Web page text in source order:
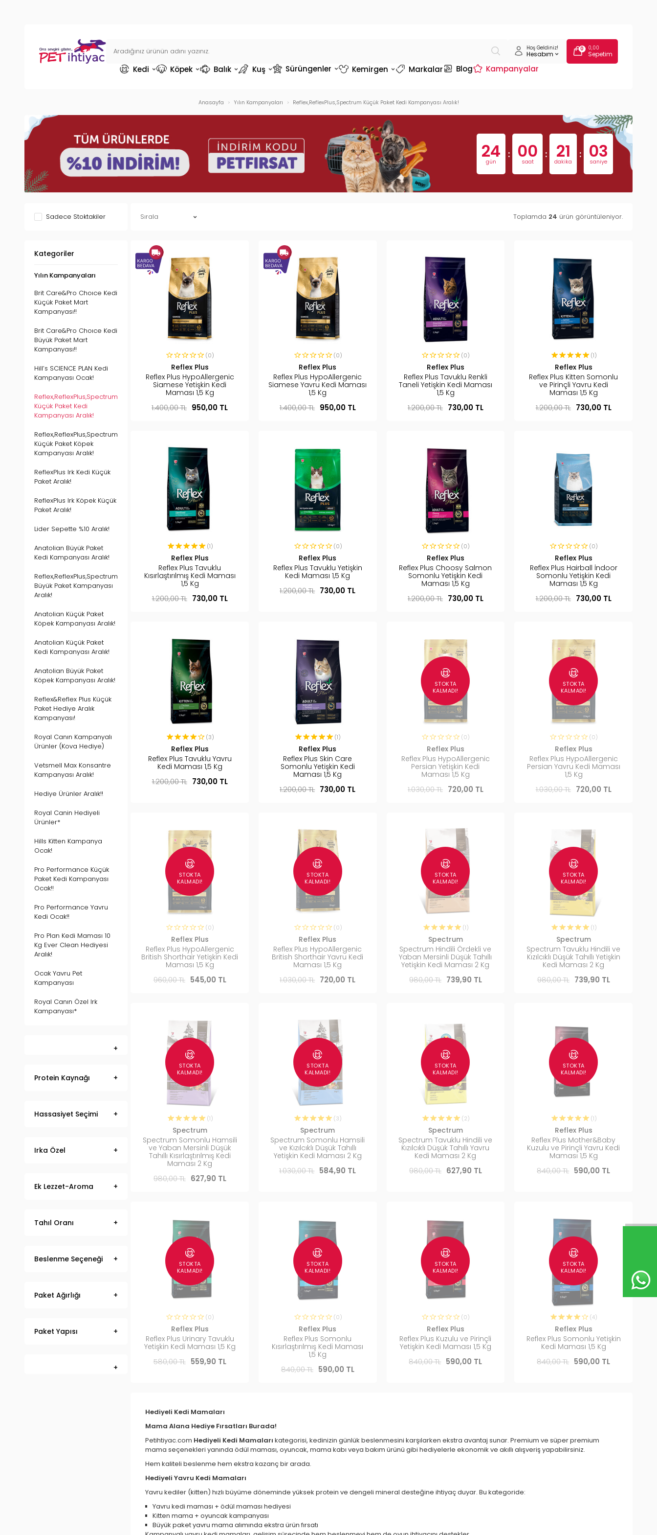
Hoş Geldiniz!
Hesabım
0 0,00
Sepetim
Kedi Köpek Balık Kuş Sürüngenler Kemirgen Markalar Blog Kampanyalar
Anasayfa Yılın Kampanyaları Reflex,ReflexPlus,Spectrum Küçük Paket Kedi Kampanyası Aralık!
24
gün
: 00
saat
: 21
dakika
: 02
saniye
Sadece Stoktakiler
Kategoriler
Yılın Kampanyaları
Brit Care&Pro Choıce Kedi
Küçük Paket Mart
Kampanyası!!
Brit Care&Pro Choıce Kedi
Büyük Paket Mart
Kampanyası!!
Hill’s SCIENCE PLAN Kedi
Kampanyası Ocak!
Reflex,ReflexPlus,Spectrum
Küçük Paket Kedi
Kampanyası Aralık!
Reflex,ReflexPlus,Spectrum
Küçük Paket Köpek
Kampanyası Aralık!
ReflexPlus Irk Kedi Küçük
Paket Aralık!
ReflexPlus Irk Köpek Küçük
Paket Aralık!
Lider Sepette %10 Aralık!
Anatolian Büyük Paket
Kedi Kampanyası Aralık!
Reflex,ReflexPlus,Spectrum
Büyük Paket Kampanyası
Aralık!
Anatolian Küçük Paket
Köpek Kampanyası Aralık!
Anatolian Küçük Paket
Kedi Kampanyası Aralık!
Anatolian Büyük Paket
Köpek Kampanyası Aralık!
Reflex&Reflex Plus Küçük
Paket Hediye Aralık
Kampanyası!
Royal Canın Kampanyalı
Ürünler (Kova Hediye)
Vetsmell Max Konsantre
Kampanyası Aralık!
Hediye Ürünler Aralık!!
Royal Canin Hediyeli
Ürünler*
Hills Kitten Kampanya
Ocak!
Pro Performance Küçük
Paket Kedi Kampanyası
Ocak!!
Pro Performance Yavru
Kedi Ocak!!
Pro Plan Kedi Maması 10
Kg Ever Clean Hediyesi
Aralık!
Ocak Yavru Pet
Kampanyası
Royal Canın Özel Irk
Kampanyası*
Protein Kaynağı
Hassasiyet Seçimi
Irka Özel
Ek Lezzet-Aroma
Tahıl Oranı
Beslenme Seçeneği
Paket Ağırlığı
Paket Yapısı
Toplamda 24 ürün görüntüleniyor.
(0)
Reflex Plus
Reflex Plus HypoAllergenic
Siamese Yetişkin Kedi
Maması 1,5 Kg
1.400,00 TL 950,00 TL
(0)
Reflex Plus
Reflex Plus HypoAllergenic
Siamese Yavru Kedi Maması
1,5 Kg
1.400,00 TL 950,00 TL
(0)
Reflex Plus
Reflex Plus Tavuklu Renkli
Taneli Yetişkin Kedi Maması
1,5 Kg
1.200,00 TL 730,00 TL
(1)
Reflex Plus
Reflex Plus Kitten Somonlu
ve Pirinçli Yavru Kedi
Maması 1,5 Kg
1.200,00 TL 730,00 TL
(1)
Reflex Plus
Reflex Plus Tavuklu
Kısırlaştırılmış Kedi Maması
1,5 Kg
1.200,00 TL 730,00 TL
(0)
Reflex Plus
Reflex Plus Tavuklu Yetişkin
Kedi Maması 1,5 Kg
1.200,00 TL 730,00 TL
(0)
Reflex Plus
Reflex Plus Choosy Salmon
Somonlu Yetişkin Kedi
Maması 1,5 Kg
1.200,00 TL 730,00 TL
(0)
Reflex Plus
Reflex Plus Hairball İndoor
Somonlu Yetişkin Kedi
Maması 1,5 Kg
1.200,00 TL 730,00 TL
(3)
Reflex Plus
Reflex Plus Tavuklu Yavru
Kedi Maması 1,5 Kg
1.200,00 TL 730,00 TL
(1)
Reflex Plus
Reflex Plus Skin Care
Somonlu Yetişkin Kedi
Maması 1,5 Kg
1.200,00 TL 730,00 TL
STOKTA
KALMADI!
(0)
Reflex Plus
Reflex Plus HypoAllergenic
Persian Yetişkin Kedi
Maması 1,5 Kg
1.030,00 TL 720,00 TL
STOKTA
KALMADI!
(0)
Reflex Plus
Reflex Plus HypoAllergenic
Persian Yavru Kedi Maması
1,5 Kg
1.030,00 TL 720,00 TL
STOKTA
KALMADI!
(0)
Reflex Plus
Reflex Plus HypoAllergenic
British Shorthair Yetişkin Kedi
Maması 1,5 Kg
960,00 TL 545,00 TL
STOKTA
KALMADI!
(0)
Reflex Plus
Reflex Plus HypoAllergenic
British Shorthair Yavru Kedi
Maması 1,5 Kg
1.030,00 TL 720,00 TL
STOKTA
KALMADI!
(1)
Spectrum
Spectrum Hindili Ördekli ve
Yaban Mersinli Düşük Tahıllı
Yetişkin Kedi Maması 2 Kg
980,00 TL 739,90 TL
STOKTA
KALMADI!
(1)
Spectrum
Spectrum Tavuklu Hindili ve
Kızılcıklı Düşük Tahıllı Yetişkin
Kedi Maması 2 Kg
980,00 TL 739,90 TL
STOKTA
KALMADI!
(1)
Spectrum
Spectrum Somonlu Hamsili
ve Yaban Mersinli Düşük
Tahıllı Kısırlaştırılmış Kedi
Maması 2 Kg
980,00 TL 627,90 TL
STOKTA
KALMADI!
(3)
Spectrum
Spectrum Somonlu Hamsili
ve Kızılcıklı Düşük Tahıllı
Yetişkin Kedi Maması 2 Kg
1.030,00 TL 584,90 TL
STOKTA
KALMADI!
(2)
Spectrum
Spectrum Tavuklu Hindili ve
Kızılcıklı Düşük Tahıllı Yavru
Kedi Maması 2 Kg
980,00 TL 627,90 TL
STOKTA
KALMADI!
(1)
Reflex Plus
Reflex Plus Mother&Baby
Kuzulu ve Pirinçli Yavru Kedi
Maması 1,5 Kg
840,00 TL 590,00 TL
STOKTA
KALMADI!
(0)
Reflex Plus
Reflex Plus Urinary Tavuklu
Yetişkin Kedi Maması 1,5 Kg
580,00 TL 559,90 TL
STOKTA
KALMADI!
(0)
Reflex Plus
Reflex Plus Somonlu
Kısırlaştırılmış Kedi Maması
1,5 Kg
840,00 TL 590,00 TL
STOKTA
KALMADI!
(0)
Reflex Plus
Reflex Plus Kuzulu ve Pirinçli
Yetişkin Kedi Maması 1,5 Kg
840,00 TL 590,00 TL
STOKTA
KALMADI!
(4)
Reflex Plus
Reflex Plus Somonlu Yetişkin
Kedi Maması 1,5 Kg
840,00 TL 590,00 TL
Hediyeli Kedi Mamaları
Mama Alana Hediye Fırsatları Burada!
Petihtiyac.com Hediyeli Kedi Mamaları kategorisi, kedinizin günlük beslenmesini karşılarken ekstra avantaj sunar. Premium ve süper premium
mama seçenekleri yanında ödül maması, oyuncak, mama kabı veya bakım ürünü gibi hediyelerle ekonomik ve akıllı alışveriş yapabilirsiniz.
Hem kaliteli beslenme hem ekstra kazanç bir arada.
Hediyeli Yavru Kedi Mamaları
Yavru kediler (kitten) hızlı büyüme döneminde yüksek protein ve dengeli mineral desteğine ihtiyaç duyar. Bu kategoride:
Yavru kedi maması + ödül maması hediyesi
Kitten mama + oyuncak kampanyası
Büyük paket yavru mama alımında ekstra ürün fırsatı